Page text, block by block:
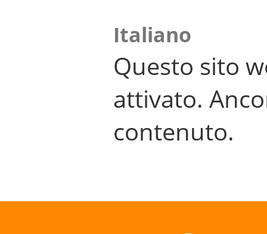
Italiano
Questo sito
attivato.
contenuto.